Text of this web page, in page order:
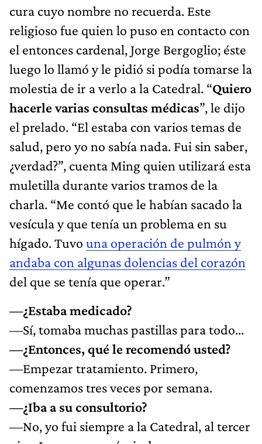
cura cuyo nombre no recuerda. Este
religioso fue quien lo puso en contacto con
el entonces cardenal, Jorge Bergoglio; éste
luego lo llamó y le pidió si podía tomarse la
molestia de ir a verlo a la Catedral. “Quiero
hacerle varias consultas médicas”, le dijo
el prelado. “El estaba con varios temas de
salud, pero yo no sabía nada. Fui sin saber,
¿verdad?”, cuenta Ming quien utilizará esta
muletilla durante varios tramos de la
charla. “Me contó que le habían sacado la
vesícula y que tenía un problema en su
hígado. Tuvo una operación de pulmón y
andaba con algunas dolencias del corazón
del que se tenía que operar.”
—¿Estaba medicado?
—Sí, tomaba muchas pastillas para todo...
—¿Entonces, qué le recomendó usted?
—Empezar tratamiento. Primero,
comenzamos tres veces por semana.
—¿Iba a su consultorio?
—No, yo fui siempre a la Catedral, al tercer